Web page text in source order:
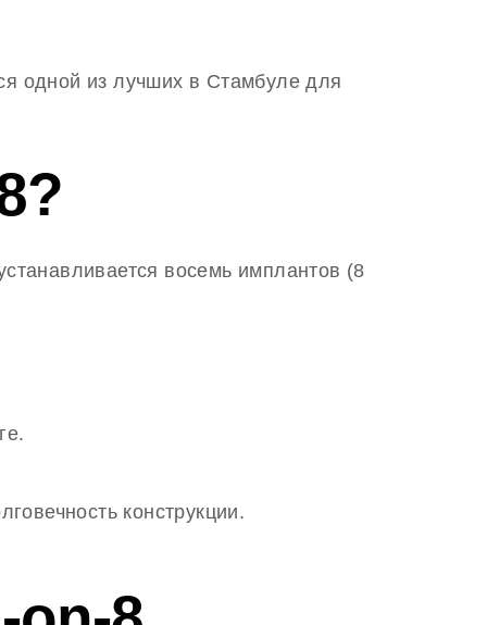
одной из лучших в Стамбуле для
восемь имплантов (8
конструкции.